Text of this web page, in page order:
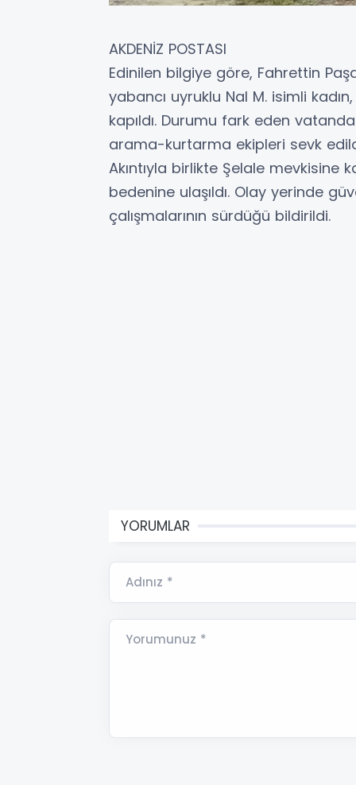
AKDENİZ POSTASI
Edinilen bilgiye göre, Fahrettin
yabancı uyruklu Nal M. isimli
kapıldı. Durumu fark eden
arama-kurtarma ekipleri sevk
Akıntıyla birlikte Şelale mevkisine
bedenine ulaşıldı. Olay yerinde
çalışmalarının sürdüğü bildirildi.
YORUMLAR
Adınız *
Yorumunuz *